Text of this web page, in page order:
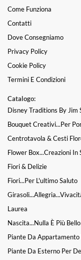
Come Funziona
Contatti
Dove Consegniamo
Privacy Policy
Cookie Policy
Termini E Condizioni
Catalogo:
Disney Traditions By Jim
Bouquet Creativi...per
Centrotavola & Cesti
Flower Box...Creazioni In
Fiori & Delizie
Fiori...per L'ultimo Saluto
Laurea
Nascita...nulla È Più
Piante Da
Piante Da Esterno Per